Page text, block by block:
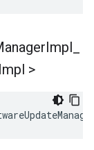
Impl
Impl >